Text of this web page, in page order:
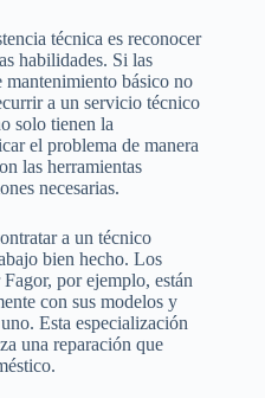
técnica es reconocer
habilidades. Si las
mantenimiento básico no
a un servicio técnico
solo tienen la
el problema de manera
las herramientas
necesarias.
a un técnico
bien hecho. Los
por ejemplo, están
con sus modelos y
Esta especialización
una reparación que